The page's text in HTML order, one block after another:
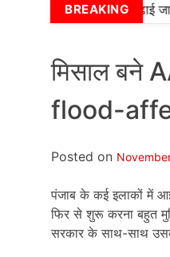
BREAKING
स्कूलों में पंजाबी की पढ़ाई
मिसाल बने
flood-
Posted on
पंजाब के कई इलाकों में
फिर से शुरू करना बहुत
सरकार के साथ-साथ